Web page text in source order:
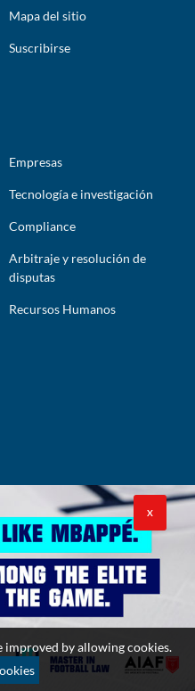
Mapa del sitio
Suscribirse
Empresas
Tecnología e investigación
Compliance
Arbitraje y resolución de
disputas
Recursos Humanos
Términos y condiciones
by Impact Lawyers
X
by allowing cookies.